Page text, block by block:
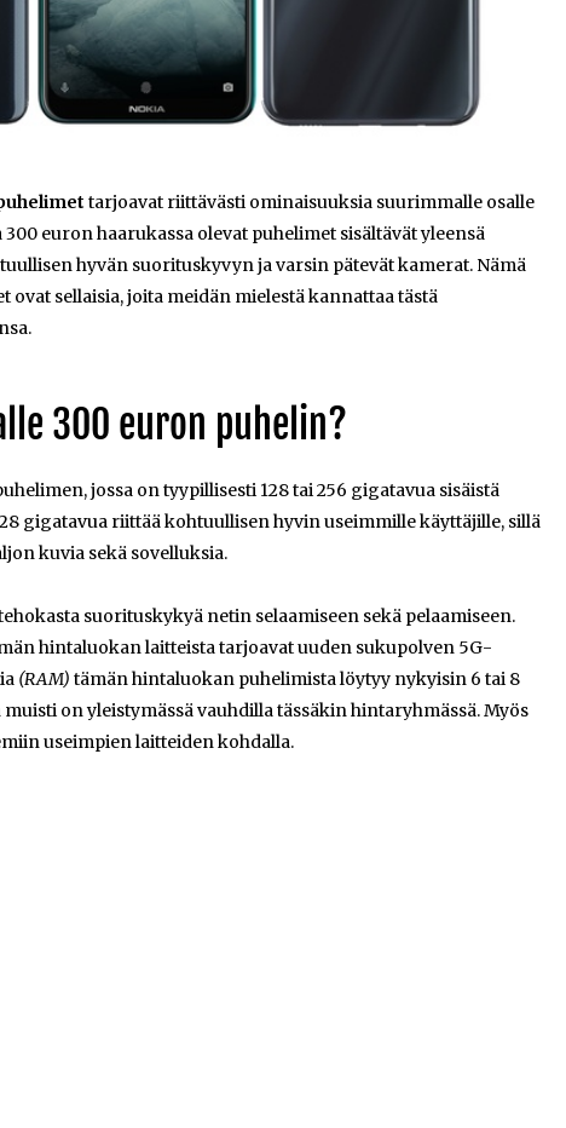
tarjoavat riittävästi ominaisuuksia suurimmalle osalle
euron haarukassa olevat puhelimet sisältävät yleensä
hyvän suorituskyvyn ja varsin pätevät kamerat. Nämä
ovat sellaisia, joita meidän mielestä kannattaa tästä
300 euron puhelin?
jossa on tyypillisesti 128 tai 256 gigatavua sisäistä
gigatavua riittää kohtuullisen hyvin useimmille käyttäjille, sillä
kuvia sekä sovelluksia.
suorituskykyä netin selaamiseen sekä pelaamiseen.
hintaluokan laitteista tarjoavat uuden sukupolven 5G-
(RAM) tämän hintaluokan puhelimista löytyy nykyisin 6 tai 8
on yleistymässä vauhdilla tässäkin hintaryhmässä. Myös
useimpien laitteiden kohdalla.